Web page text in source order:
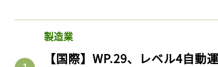
製造業
【国際】WP.29、レベル4自動
会員登録